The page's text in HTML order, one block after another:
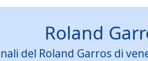
Roland
del Roland Garros di